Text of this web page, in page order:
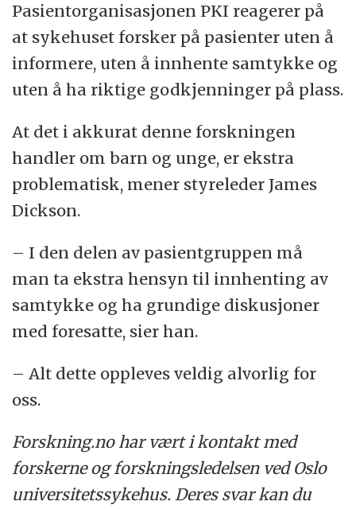
Pasientorganisasjonen PKI reagerer på
at sykehuset forsker på pasienter uten å
informere, uten å innhente samtykke og
uten å ha riktige godkjenninger på plass.
At det i akkurat denne forskningen
handler om barn og unge, er ekstra
problematisk, mener styreleder James
Dickson.
– I den delen av pasientgruppen må
man ta ekstra hensyn til innhenting av
samtykke og ha grundige diskusjoner
med foresatte, sier han.
– Alt dette oppleves veldig alvorlig for
oss.
Forskning.no har vært i kontakt med
forskerne og forskningsledelsen ved Oslo
universitetssykehus. Deres svar kan du